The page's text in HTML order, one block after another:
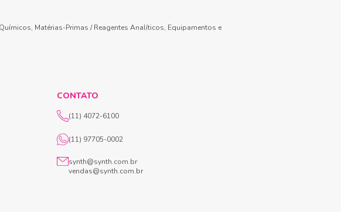
Matérias-Primas / Reagentes Analíticos, Equipamentos e
CONTATO
(11) 4072-6100
(11) 97705-0002
synth@synth.com.br
vendas@synth.com.br